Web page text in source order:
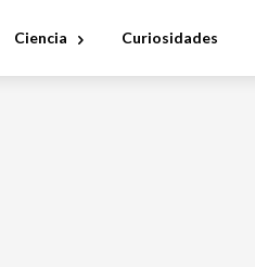
Ciencia Curiosidades